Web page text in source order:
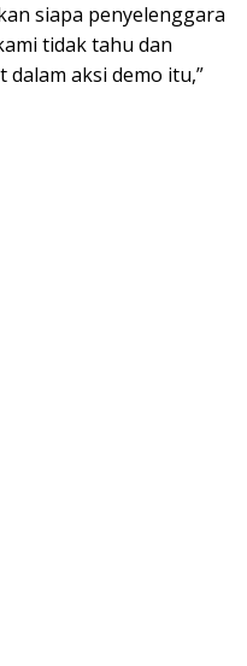
siapa penyelenggara
tidak tahu dan
aksi demo itu,”